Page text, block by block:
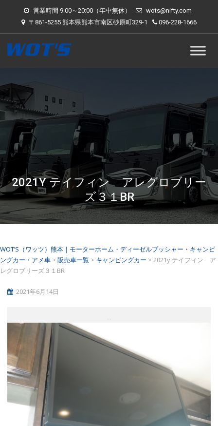
営業時間 9:00～20:00（年中無休）
wots@nifty.com
〒861-5255 熊本県熊本市南区砂原町329-1
096-228-1666
2021Y テイフィン アレグロブリー
ズ３１BR
WOT’S（ワッツ）熊本｜モーターホーム・ディーゼルプッシャー・キャンピ
ングカー・アメ車 > 販売車一覧 > キャンピングカー > 2021y テイフィン ア
レグロブリーズ３１BR
2021年6月14日